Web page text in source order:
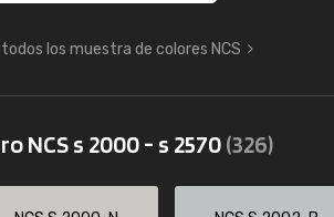
los muestra de colores NCS
NCS s 2000 - s 2570(326)